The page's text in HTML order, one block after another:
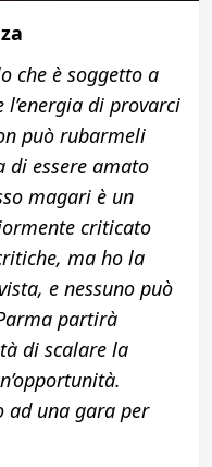
che è soggetto a
di provarci
può rubarmeli
di essere amato
magari è un
criticato
ma ho la
e nessuno può
partirà
di scalare la
ad una gara per